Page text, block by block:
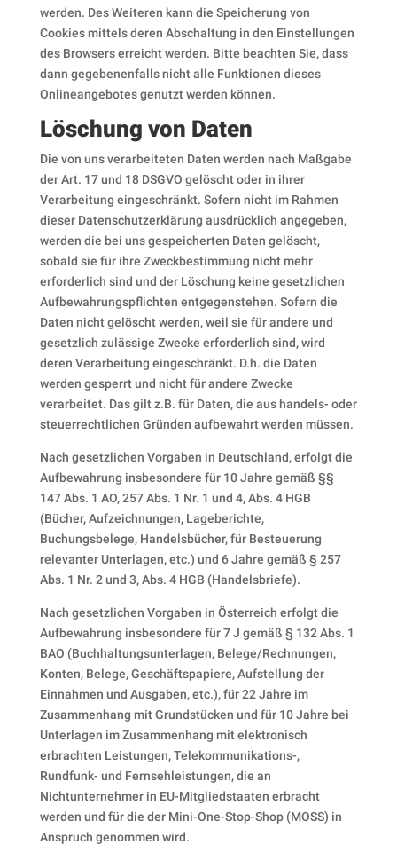
werden. Des Weiteren kann die Speicherung von
Cookies mittels deren Abschaltung in den Einstellungen
des Browsers erreicht werden. Bitte beachten Sie, dass
dann gegebenenfalls nicht alle Funktionen dieses
Onlineangebotes genutzt werden können.
Löschung von Daten
Die von uns verarbeiteten Daten werden nach Maßgabe
der Art. 17 und 18 DSGVO gelöscht oder in ihrer
Verarbeitung eingeschränkt. Sofern nicht im Rahmen
dieser Datenschutzerklärung ausdrücklich angegeben,
werden die bei uns gespeicherten Daten gelöscht,
sobald sie für ihre Zweckbestimmung nicht mehr
erforderlich sind und der Löschung keine gesetzlichen
Aufbewahrungspflichten entgegenstehen. Sofern die
Daten nicht gelöscht werden, weil sie für andere und
gesetzlich zulässige Zwecke erforderlich sind, wird
deren Verarbeitung eingeschränkt. D.h. die Daten
werden gesperrt und nicht für andere Zwecke
verarbeitet. Das gilt z.B. für Daten, die aus handels- oder
steuerrechtlichen Gründen aufbewahrt werden müssen.
Nach gesetzlichen Vorgaben in Deutschland, erfolgt die
Aufbewahrung insbesondere für 10 Jahre gemäß §§
147 Abs. 1 AO, 257 Abs. 1 Nr. 1 und 4, Abs. 4 HGB
(Bücher, Aufzeichnungen, Lageberichte,
Buchungsbelege, Handelsbücher, für Besteuerung
relevanter Unterlagen, etc.) und 6 Jahre gemäß § 257
Abs. 1 Nr. 2 und 3, Abs. 4 HGB (Handelsbriefe).
Nach gesetzlichen Vorgaben in Österreich erfolgt die
Aufbewahrung insbesondere für 7 J gemäß § 132 Abs. 1
BAO (Buchhaltungsunterlagen, Belege/Rechnungen,
Konten, Belege, Geschäftspapiere, Aufstellung der
Einnahmen und Ausgaben, etc.), für 22 Jahre im
Zusammenhang mit Grundstücken und für 10 Jahre bei
Unterlagen im Zusammenhang mit elektronisch
erbrachten Leistungen, Telekommunikations-,
Rundfunk- und Fernsehleistungen, die an
Nichtunternehmer in EU-Mitgliedstaaten erbracht
werden und für die der Mini-One-Stop-Shop (MOSS) in
Anspruch genommen wird.